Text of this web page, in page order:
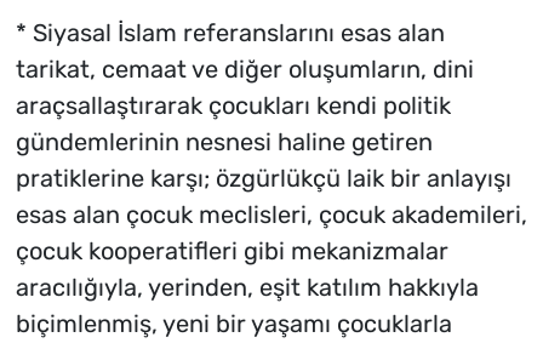
* Siyasal İslam referanslarını esas alan
tarikat, cemaat ve diğer oluşumların, dini
araçsallaştırarak çocukları kendi politik
gündemlerinin nesnesi haline getiren
pratiklerine karşı; özgürlükçü laik bir anlayışı
esas alan çocuk meclisleri, çocuk akademileri,
çocuk kooperatifleri gibi mekanizmalar
aracılığıyla, yerinden, eşit katılım hakkıyla
biçimlenmiş, yeni bir yaşamı çocuklarla